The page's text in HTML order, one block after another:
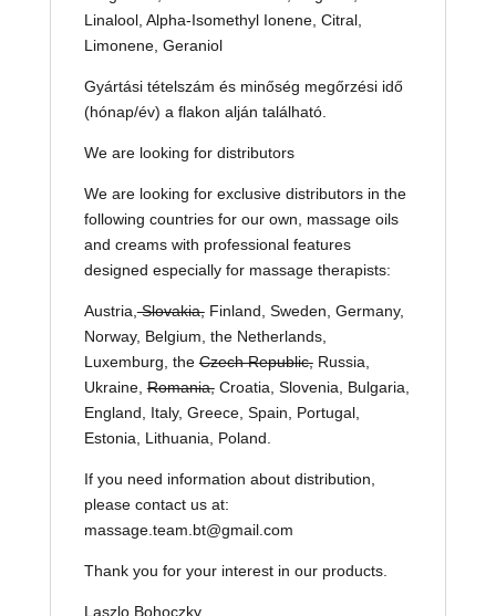
Linalool, Alpha-Isomethyl Ionene, Citral,
Limonene, Geraniol
Gyártási tételszám és minőség megőrzési idő
(hónap/év) a flakon alján található.
We are looking for distributors
We are looking for exclusive distributors in the
following countries for our own, massage oils
and creams with professional features
designed especially for massage therapists:
Austria,Slovakia,Finland, Sweden, Germany,
Norway, Belgium, the Netherlands,
Luxemburg, theCzech Republic,Russia,
Ukraine,Romania,Croatia, Slovenia, Bulgaria,
England, Italy, Greece, Spain, Portugal,
Estonia, Lithuania, Poland.
If you need information about distribution,
please contact us at:
massage.team.bt@gmail.com
Thank you for your interest in our products.
Laszlo Bohoczky